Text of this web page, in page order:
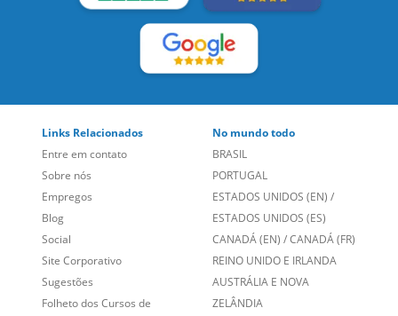
Links Relacionados
Entre em contato
Sobre nós
Empregos
Blog
Social
Site Corporativo
No mundo todo
BRASIL
PORTUGAL
ESTADOS UNIDOS (EN)/
ESTADOS UNIDOS (ES)
CANADÁ (EN) /CANADÁ (FR)
REINO UNIDO E IRLANDA